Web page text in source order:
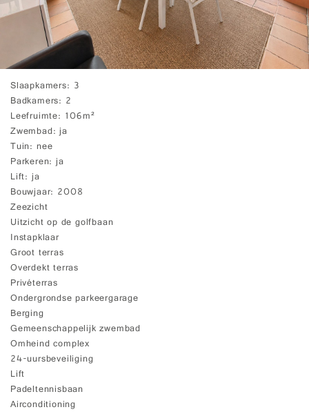
Slaapkamers 3
Badkamers 2
Leefruimte 106m²
Zwembad ja
Tuin nee
Parkeren ja
Lift ja
Bouwjaar 2008
Zeezicht
Uitzicht op de golfbaan
Instapklaar
Groot terras
Overdekt terras
Privéterras
Ondergrondse parkeergarage
Berging
Gemeenschappelijk zwembad
Omheind complex
24-uursbeveiliging
Lift
Padeltennisbaan
Airconditioning